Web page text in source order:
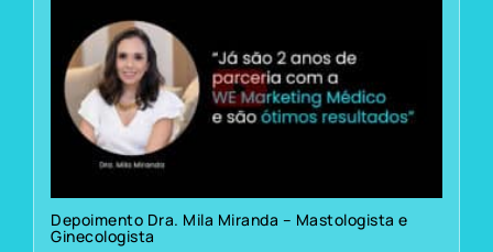
Depoimento Dra. Mila Miranda – Mastologista e
Ginecologista